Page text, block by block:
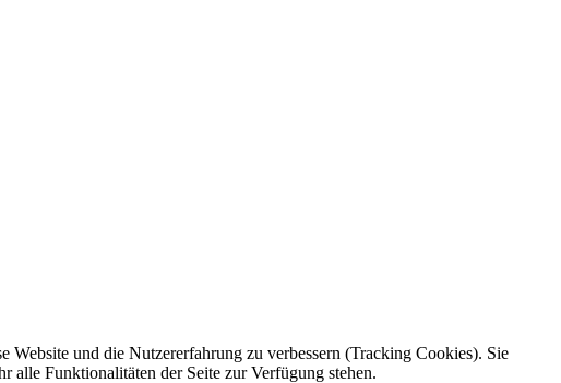
Website und die Nutzererfahrung zu verbessern (Tracking Cookies). Sie
alle Funktionalitäten der Seite zur Verfügung stehen.